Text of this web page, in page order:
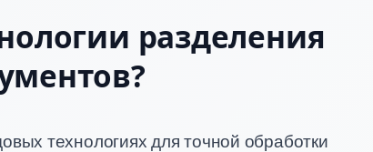
разделения
технологиях для точной обработки